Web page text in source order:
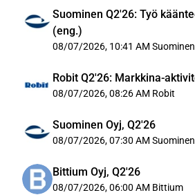
Suominen Q2'26: Työ
(eng.)
08/07/2026, 10:41 AM Suominen
Robit Q2'26: Markkina-
08/07/2026, 08:26 AM Robit
Suominen Oyj, Q2'26
08/07/2026, 07:30 AM Suominen
Bittium Oyj, Q2'26
08/07/2026, 06:00 AM Bittium